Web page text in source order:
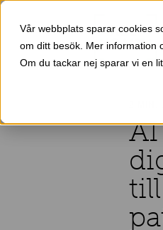
Vår webbplats sparar cookies
om ditt besök. Mer information
Om du tackar nej sparar vi en